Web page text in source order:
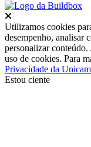
Utilizamos cookies
desempenho, analisar
personalizar
uso de cookies. Para
Privacidade da
Estou ciente